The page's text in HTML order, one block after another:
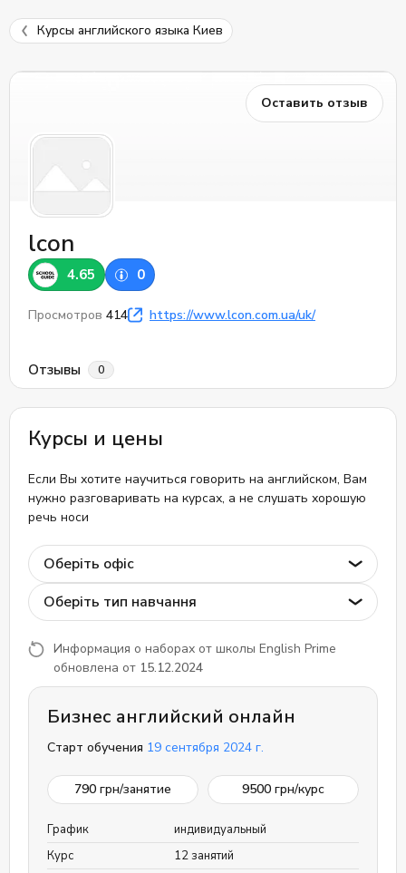
Курсы английского языка Киев
Оставить отзыв
lcon
4.65 0
Просмотров 414 https://www.lcon.com.ua/uk/
Отзывы 0
Курсы и цены
Если Вы хотите научиться говорить на английском, Вам
нужно разговаривать на курсах, а не слушать хорошую
речь носи
Оберіть офіс
Оберіть тип навчання
Информация о наборах от школы English Prime
обновлена от 15.12.2024
Бизнес английский онлайн
Старт обучения 19 сентября 2024 г.
790 грн/занятие 9500 грн/курс
График
индивидуальный
Курс
12 занятий